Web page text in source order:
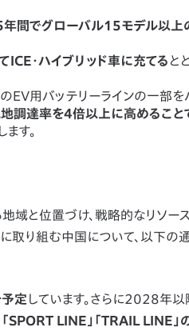
年間でグローバル15モデル以上
ICE・ハイブリッド車に充てる と
用バッテリーラインの一部を
調達率を4倍以上に高めること
す。
域と位置づけ、戦略的なリソー
取り組む中国について、以下の通
定 しています。さらに2028年
SPORT LINE」「TRAIL LINE